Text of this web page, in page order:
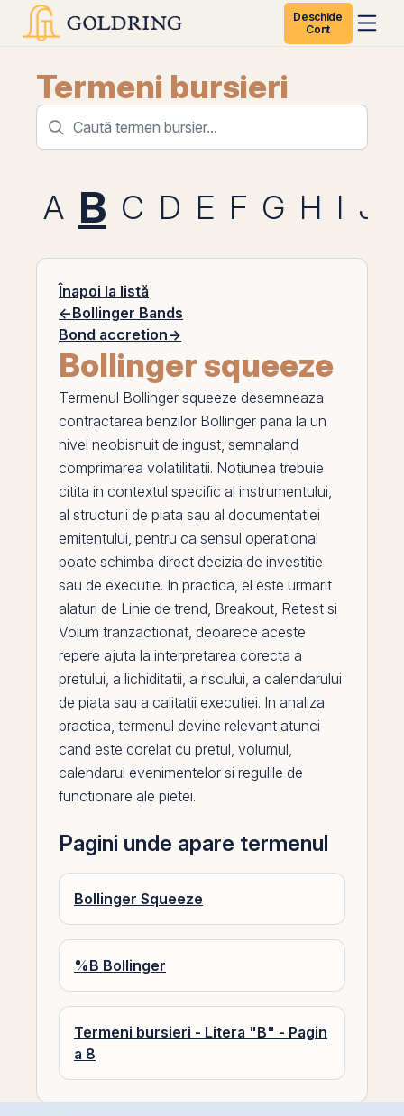
Deschide
Cont
Termeni bursieri
A B C D E F G H I J
Înapoi la listă
←Bollinger Bands
Bond accretion→
Bollinger squeeze
Termenul Bollinger squeeze desemneaza
contractarea benzilor Bollinger pana la un
nivel neobisnuit de ingust, semnaland
comprimarea volatilitatii. Notiunea trebuie
citita in contextul specific al instrumentului,
al structurii de piata sau al documentatiei
emitentului, pentru ca sensul operational
poate schimba direct decizia de investitie
sau de executie. In practica, el este urmarit
alaturi de Linie de trend, Breakout, Retest si
Volum tranzactionat, deoarece aceste
repere ajuta la interpretarea corecta a
pretului, a lichiditatii, a riscului, a calendarului
de piata sau a calitatii executiei. In analiza
practica, termenul devine relevant atunci
cand este corelat cu pretul, volumul,
calendarul evenimentelor si regulile de
functionare ale pietei.
Pagini unde apare termenul
Bollinger Squeeze
%B Bollinger
Termeni bursieri - Litera "B" - Pagin
a 8